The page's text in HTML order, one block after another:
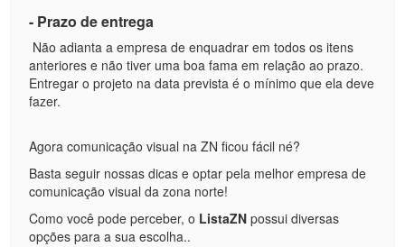
- Prazo de entrega
Não adianta a empresa de enquadrar em todos os itens
anteriores e não tiver uma boa fama em relação ao prazo.
Entregar o projeto na data prevista é o mínimo que ela deve
fazer.
Agora comunicação visual na ZN ficou fácil né?
Basta seguir nossas dicas e optar pela melhor empresa de
comunicação visual da zona norte!
Como você pode perceber, o ListaZN possui diversas
opções para a sua escolha..